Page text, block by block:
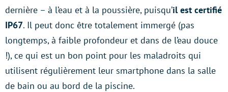
dernière – à l’eau et à la poussière, puisqu’il est certifié
IP67. Il peut donc être totalement immergé (pas
longtemps, à faible profondeur et dans de l’eau douce
!), ce qui est un bon point pour les maladroits qui
utilisent régulièrement leur smartphone dans la salle
de bain ou au bord de la piscine.